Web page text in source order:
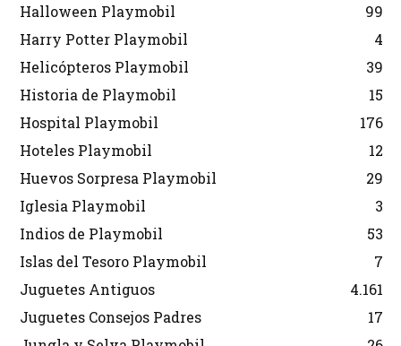
Halloween Playmobil
99
Harry Potter Playmobil
4
Helicópteros Playmobil
39
Historia de Playmobil
15
Hospital Playmobil
176
Hoteles Playmobil
12
Huevos Sorpresa Playmobil
29
Iglesia Playmobil
3
Indios de Playmobil
53
Islas del Tesoro Playmobil
7
Juguetes Antiguos
4.161
Juguetes Consejos Padres
17